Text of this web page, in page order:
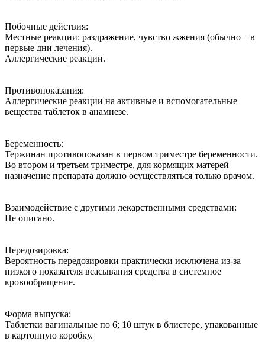
Побочные действия:
Местные реакции: раздражение, чувство жжения (обычно – в
первые дни лечения).
Аллергические реакции.
Противопоказания:
Аллергические реакции на активные и вспомогательные
вещества таблеток в анамнезе.
Беременность:
Тержинан противопоказан в первом триместре беременности.
Во втором и третьем триместре, для кормящих матерей
назначение препарата должно осуществляться только врачом.
Взаимодействие с другими лекарственными средствами:
Не описано.
Передозировка:
Вероятность передозировки практически исключена из-за
низкого показателя всасывания средства в системное
кровообращение.
Форма выпуска:
Таблетки вагинальные по 6; 10 штук в блистере, упакованные
в картонную коробку.